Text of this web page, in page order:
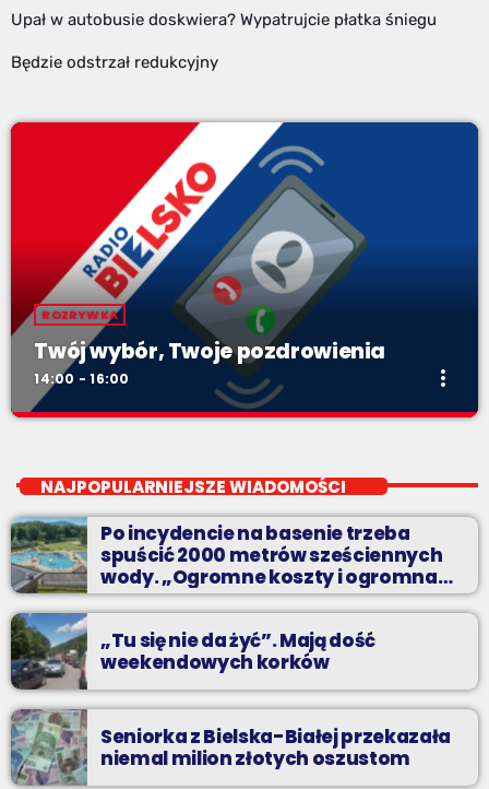
Upał w autobusie doskwiera? Wypatrujcie płatka śniegu
Będzie odstrzał redukcyjny
ROZRYWKA
Twój wybór, Twoje pozdrowienia
14:00 - 16:00 more_vert
Zadzwoń do nas, wybierz jedną z dwóch muzycznych
propozycji i pozdrów bliskich na żywo w Radiu BIELSKO.
NAJPOPULARNIEJSZE WIADOMOŚCI
Po incydencie na basenie trzeba
spuścić 2000 metrów sześciennych
wody. „Ogromne koszty i ogromna
praca”
„Tu się nie da żyć”. Mają dość
weekendowych korków
Seniorka z Bielska-Białej przekazała
niemal milion złotych oszustom